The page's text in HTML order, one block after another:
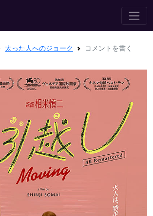
太った人へのジョーク コメントを書く